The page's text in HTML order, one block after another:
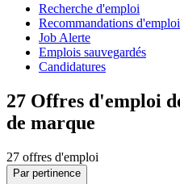
Recherche d'emploi
Recommandations d'emploi
Job Alerte
Emplois sauvegardés
Candidatures
27 Offres d'emploi
de marque
27 offres d'emploi
Par pertinence